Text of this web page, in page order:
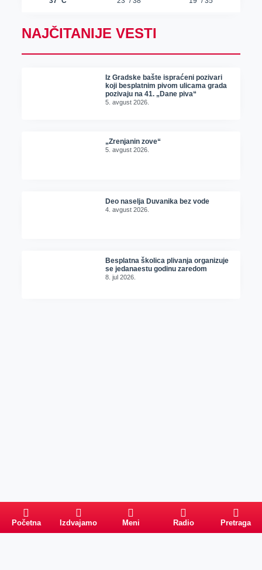
NAJČITANIJE VESTI
Iz Gradske bašte ispraćeni pozivari
koji besplatnim pivom ulicama grada
pozivaju na 41. „Dane piva“
5. avgust 2026.
„Zrenjanin zove“
5. avgust 2026.
Deo naselja Duvanika bez vode
4. avgust 2026.
Besplatna školica plivanja organizuje
se jedanaestu godinu zaredom
8. jul 2026.
Početna Izdvajamo Meni Radio Pretraga